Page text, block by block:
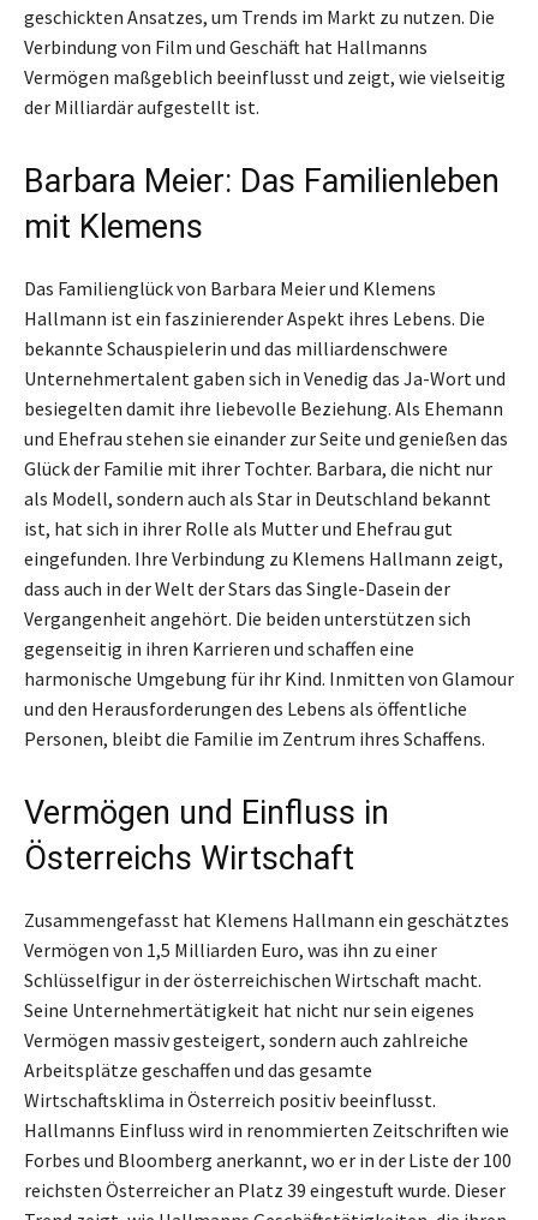
geschickten Ansatzes, um Trends im Markt zu nutzen. Die
Verbindung von Film und Geschäft hat Hallmanns
Vermögen maßgeblich beeinflusst und zeigt, wie vielseitig
der Milliardär aufgestellt ist.
Barbara Meier: Das Familienleben
mit Klemens
Das Familienglück von Barbara Meier und Klemens
Hallmann ist ein faszinierender Aspekt ihres Lebens. Die
bekannte Schauspielerin und das milliardenschwere
Unternehmertalent gaben sich in Venedig das Ja-Wort und
besiegelten damit ihre liebevolle Beziehung. Als Ehemann
und Ehefrau stehen sie einander zur Seite und genießen das
Glück der Familie mit ihrer Tochter. Barbara, die nicht nur
als Modell, sondern auch als Star in Deutschland bekannt
ist, hat sich in ihrer Rolle als Mutter und Ehefrau gut
eingefunden. Ihre Verbindung zu Klemens Hallmann zeigt,
dass auch in der Welt der Stars das Single-Dasein der
Vergangenheit angehört. Die beiden unterstützen sich
gegenseitig in ihren Karrieren und schaffen eine
harmonische Umgebung für ihr Kind. Inmitten von Glamour
und den Herausforderungen des Lebens als öffentliche
Personen, bleibt die Familie im Zentrum ihres Schaffens.
Vermögen und Einfluss in
Österreichs Wirtschaft
Zusammengefasst hat Klemens Hallmann ein geschätztes
Vermögen von 1,5 Milliarden Euro, was ihn zu einer
Schlüsselfigur in der österreichischen Wirtschaft macht.
Seine Unternehmertätigkeit hat nicht nur sein eigenes
Vermögen massiv gesteigert, sondern auch zahlreiche
Arbeitsplätze geschaffen und das gesamte
Wirtschaftsklima in Österreich positiv beeinflusst.
Hallmanns Einfluss wird in renommierten Zeitschriften wie
Forbes und Bloomberg anerkannt, wo er in der Liste der 100
reichsten Österreicher an Platz 39 eingestuft wurde. Dieser